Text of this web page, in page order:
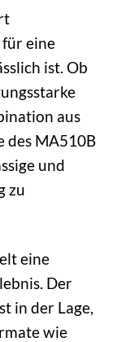
eine
ist. Ob
aus
des MA510B
und
zu
eine
Der
in der Lage,
wie